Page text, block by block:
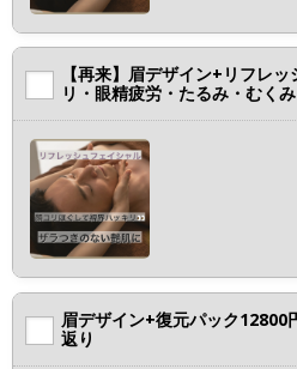
【再来】眉デザイン+リフレ
リ・眼精疲労・たるみ・むく
眉デザイン+復元パック12800
返り